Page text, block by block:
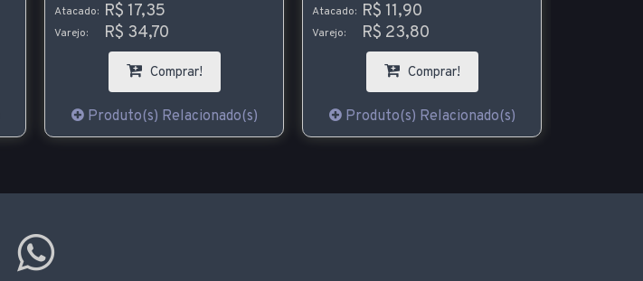
Atacado: R$ 17,35
Varejo: R$ 34,70
Comprar!
Produto(s) Relacionado(s)
Atacado: R$ 11,90
Varejo: R$ 23,80
Comprar!
Produto(s) Relacionado(s)